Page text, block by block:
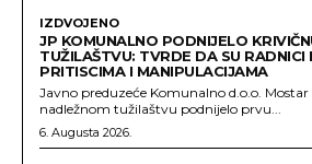
IZDVOJENO
JP KOMUNALNO PODNIJELO
TUŽILAŠTVU: TVRDE DA SU RADNICI
PRITISCIMA I MANIPULACIJAMA
Javno preduzeće Komunalno d.o.o. Mostar
nadležnom tužilaštvu podnijelo prvu...
6. Augusta 2026.